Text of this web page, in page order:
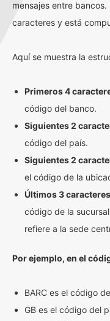
mensajes entre bancos.
caracteres y está
Aquí se muestra la
Primeros 4
código del banco.
Siguientes 2
código del país.
Siguientes 2
el código de la
Últimos 3
código de la
refiere a la sede
Por ejemplo, en el
BARC es el código
GB es el código del